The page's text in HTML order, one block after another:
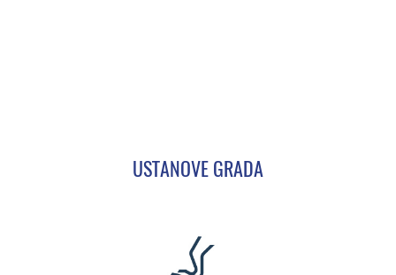
USTANOVE GRADA